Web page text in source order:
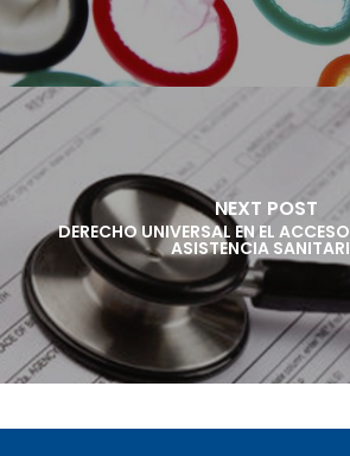
NEXT POST
DERECHO UNIVERSAL EN EL
ASISTENCIA